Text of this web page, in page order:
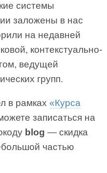
системы
заложены в нас
на недавней
контекстуально-
ведущей
групп.
в рамках «Курса
записаться на
blog ― скидка
частью